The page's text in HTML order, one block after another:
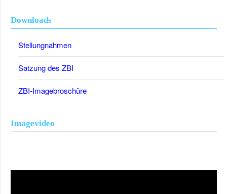
Downloads
Stellungnahmen
Satzung des ZBI
ZBI-Imagebroschüre
Imagevideo